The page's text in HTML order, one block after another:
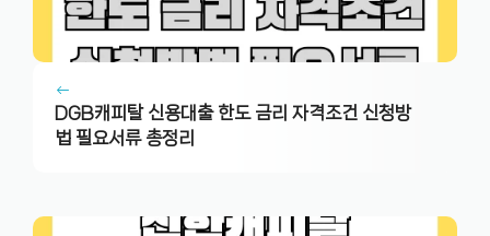
DGB캐피탈 신용대출 한도 금리 자격조건 신청방
법 필요서류 총정리